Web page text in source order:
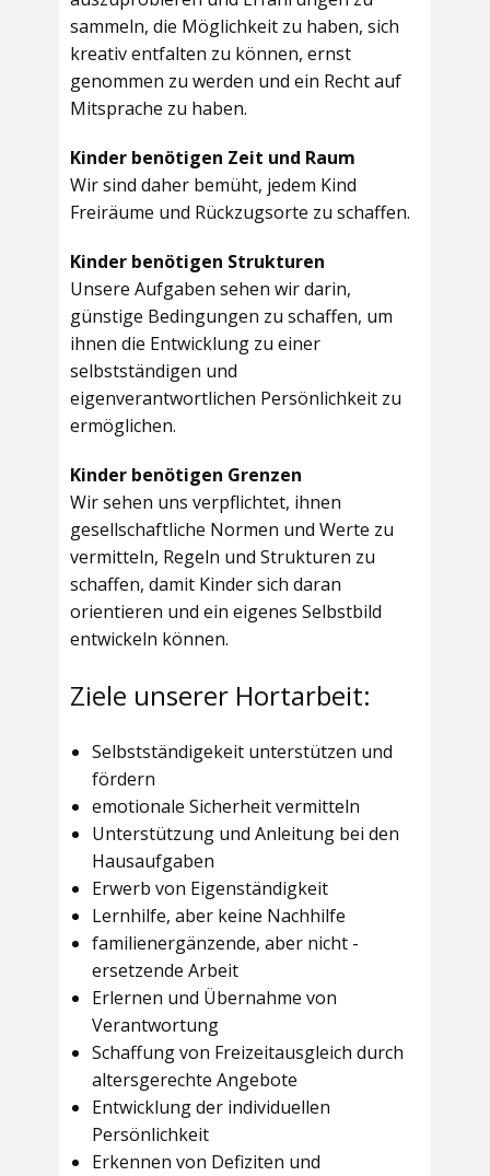
sammeln, die Möglichkeit zu haben, sich
kreativ entfalten zu können, ernst
genommen zu werden und ein Recht auf
Mitsprache zu haben.
Kinder benötigen Zeit und Raum
Wir sind daher bemüht, jedem Kind
Freiräume und Rückzugsorte zu schaffen.
Kinder benötigen Strukturen
Unsere Aufgaben sehen wir darin,
günstige Bedingungen zu schaffen, um
ihnen die Entwicklung zu einer
selbstständigen und
eigenverantwortlichen Persönlichkeit zu
ermöglichen.
Kinder benötigen Grenzen
Wir sehen uns verpflichtet, ihnen
gesellschaftliche Normen und Werte zu
vermitteln, Regeln und Strukturen zu
schaffen, damit Kinder sich daran
orientieren und ein eigenes Selbstbild
entwickeln können.
Ziele unserer Hortarbeit:
Selbstständigekeit unterstützen und
fördern
emotionale Sicherheit vermitteln
Unterstützung und Anleitung bei den
Hausaufgaben
Erwerb von Eigenständigkeit
Lernhilfe, aber keine Nachhilfe
familienergänzende, aber nicht -
ersetzende Arbeit
Erlernen und Übernahme von
Verantwortung
Schaffung von Freizeitausgleich durch
altersgerechte Angebote
Entwicklung der individuellen
Persönlichkeit
Erkennen von Defiziten und